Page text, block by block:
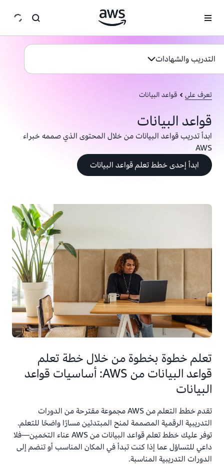
التدريب والشهادات
التدريب والشهادات
تعرف على قواعد البيانات
قواعد البيانات
ابدأ تدريب قواعد البيانات من خلال المحتوى الذي صممه خبراء
AWS
ابدأ إحدى خطط تعلم قواعد البيانات
تعلم خطوة بخطوة من خلال خطة تعلم
قواعد البيانات من AWS: أساسيات قواعد
البيانات
تقدم خطط التعلم من AWS مجموعة مقترحة من الدورات
التدريبية الرقمية المصممة لمنح المبتدئين مسارًا واضحًا للتعلم.
توفر عليك خطط تعلم قواعد البيانات من AWS عناء التخمين—فلا
داعي للتساؤل عما إذا كنت تبدأ في المكان المناسب أو تنضم إلى
الدورات التدريبية المناسبة.